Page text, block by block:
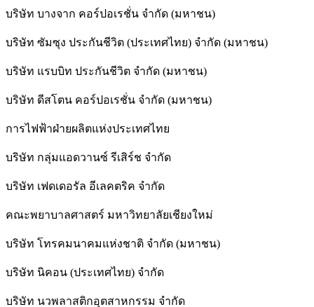
บริษัท บางจาก คอร์ปอเรชั่น จำกัด (มหาชน)
บริษัท ซัมซุง ประกันชีวิต (ประเทศไทย) จำกัด (มหาชน)
บริษัท แรบบิท ประกันชีวิต จำกัด (มหาชน)
บริษัท ดีสโตน คอร์ปอเรชั่น จำกัด (มหาชน)
การไฟฟ้าฝ่ายผลิตแห่งประเทศไทย
บริษัท กลุ่มแอดวานซ์ รีเสิร์ช จำกัด
บริษัท เฟดเดอรัล อีเลคตริค จำกัด
คณะพยาบาลศาสตร์ มหาวิทยาลัยเชียงใหม่
บริษัท โทรคมนาคมแห่งชาติ จำกัด (มหาชน)
บริษัท นิคอน (ประเทศไทย) จำกัด
บริษัท นวพลาสติกอุตสาหกรรม จำกัด